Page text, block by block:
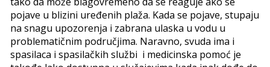
pojave u blizini uređenih plaža. Kada se pojave, stupaju
na snagu upozorenja i zabrana ulaska u vodu u
problematičnim područjima. Naravno, svuda ima i
spasilaca i spasilačkih službi i medicinska pomoć je